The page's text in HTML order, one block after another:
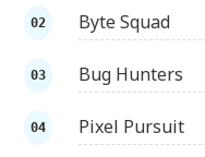
Byte Squad
Bug Hunters
Pixel Pursuit